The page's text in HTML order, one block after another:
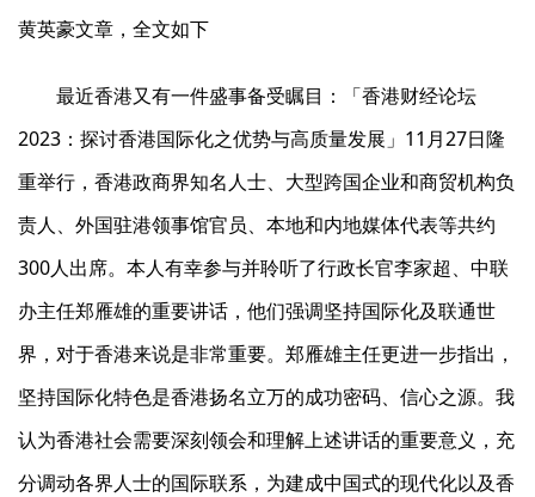
黄英豪文章，全文如下
最近香港又有一件盛事备受瞩目：「香港财经论坛
2023：探讨香港国际化之优势与高质量发展」11月27日隆
重举行，香港政商界知名人士、大型跨国企业和商贸机构负
责人、外国驻港领事馆官员、本地和内地媒体代表等共约
300人出席。本人有幸参与并聆听了行政长官李家超、中联
办主任郑雁雄的重要讲话，他们强调坚持国际化及联通世
界，对于香港来说是非常重要。郑雁雄主任更进一步指出，
坚持国际化特色是香港扬名立万的成功密码、信心之源。我
认为香港社会需要深刻领会和理解上述讲话的重要意义，充
分调动各界人士的国际联系，为建成中国式的现代化以及香